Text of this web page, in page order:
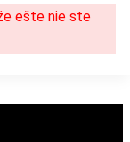
ešte nie ste